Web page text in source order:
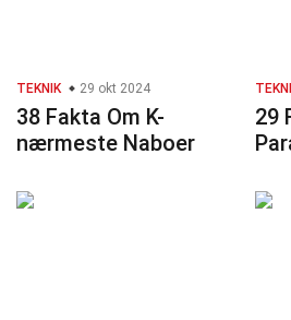
TEKNIK 29 okt 2024
38 Fakta Om K-
nærmeste Naboer
29